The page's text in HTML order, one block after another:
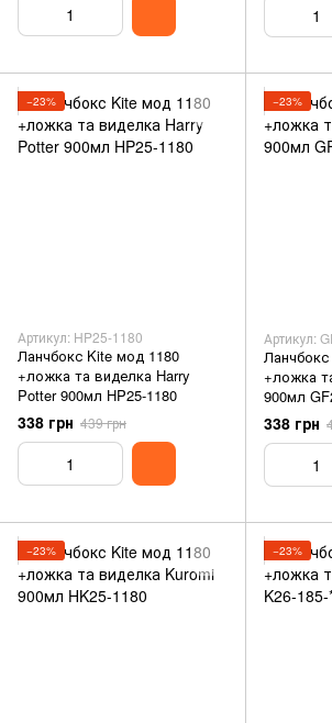
−23%
Артикул: HP25-1180
Ланчбокс Kite мод 1180
+ложка та виделка Harry
Potter 900мл HP25-1180
338 грн 439 грн
−23%
Артикул:
+ложка
900мл
338 грн
−23% −23%